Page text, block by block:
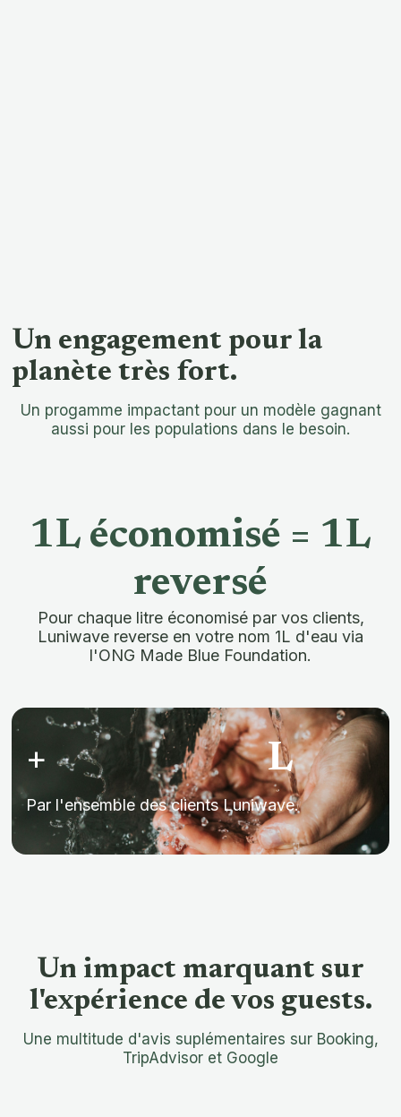
Un engagement pour la
planète très fort.
Un progamme impactant pour un modèle gagnant
aussi pour les populations dans le besoin.
1L économisé = 1L
reversé
Pour chaque litre économisé par vos clients,
Luniwave reverse en votre nom 1L d'eau via
l'ONG Made Blue Foundation.
+ L
Par l'ensemble des clients Luniwave.
Un impact marquant sur
l'expérience de vos guests.
Une multitude d'avis suplémentaires sur Booking,
TripAdvisor et Google